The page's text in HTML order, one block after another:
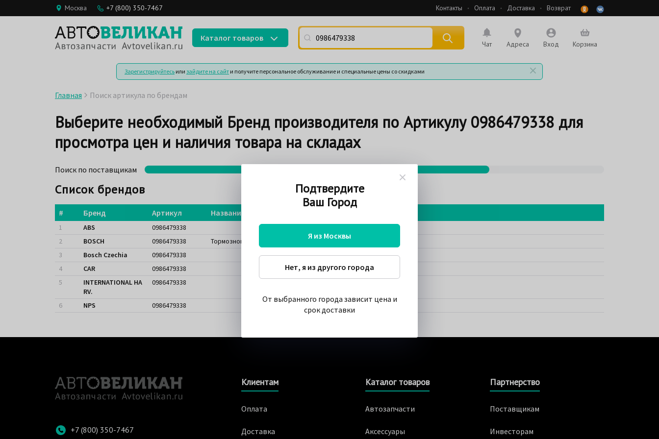
Москва +7 (800) 350-7467 Контакты Оплата Доставка Возврат
Каталог товаров
Поиск по артикулу (номеру детали) или по названию
Чат Адреса Вход Корзина
Зарегистрируйтесь или зайдите на сайт и получите персональное обслуживание и специальные цены со скидками
Главная Поиск артикула по брендам
Выберите необходимый Бренд производителя по Артикулу 0986479338 для
просмотра цен и наличия товара на складах
Поиск по поставщикам
Список брендов
# Бренд Артикул Название
1 ABS
0986479338
2
BOSCH 0986479338
Тормозной диск 0986479338
3
Bosch Czechia
0986479338
4
CAR
0986479338
5
INTERNATIONAL HA
RV.
0986479338
6 NPS 0986479338
+7 (800) 350-7467
Клиентам
Оплата
Доставка
Каталог товаров
Автозапчасти
Аксессуары
Партнерство
Поставщикам
Инвесторам
Подтвердите
Ваш Город
Я из Москвы
Нет, я из другого города
От выбранного города зависит цена и
срок доставки